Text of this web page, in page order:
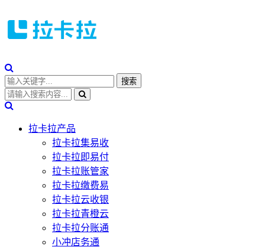
拉卡拉产品
拉卡拉集易收
拉卡拉即易付
拉卡拉账管家
拉卡拉缴费易
拉卡拉云收银
拉卡拉青橙云
拉卡拉分账通
小冲店务通